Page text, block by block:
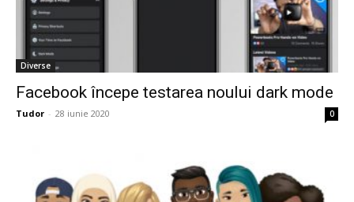
Diverse
Facebook începe testarea noului dark mode
Tudor - 28 iunie 2020 0